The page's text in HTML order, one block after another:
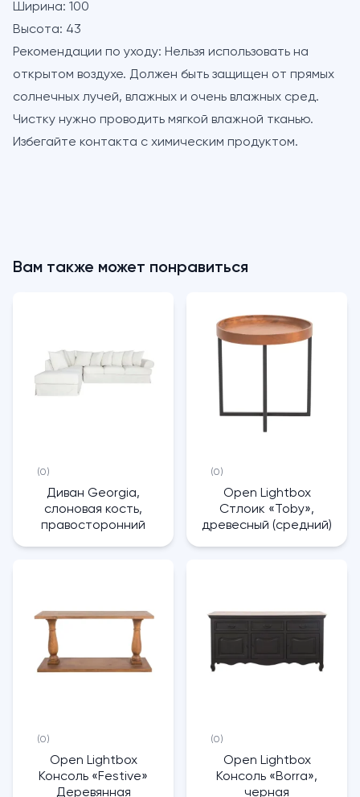
Ширина: 100
Высота: 43
Рекомендации по уходу: Нельзя использовать на
открытом воздухе. Должен быть защищен от прямых
солнечных лучей, влажных и очень влажных сред.
Чистку нужно проводить мягкой влажной тканью.
Избегайте контакта с химическим продуктом.
Вам также может понравиться
(0)
Диван Georgia,
слоновая кость,
правосторонний
(0)
Open Lightbox
Стлоик «Toby»,
древесный (средний)
(0)
Open Lightbox
Консоль «Festive»
Деревянная
(0)
Open Lightbox
Консоль «Borra»,
черная